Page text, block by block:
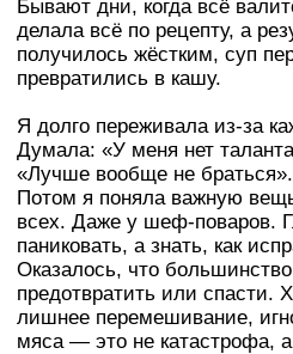
Бывают дни, когда всё
делала всё по рецепту, а
получилось жёстким, суп
превратились в кашу.
Я долго переживала из-за
Думала: «У меня нет
«Лучше вообще не браться».
Потом я поняла важную
всех. Даже у шеф-поваров.
паниковать, а знать, как
Оказалось, что
предотвратить или спасти.
лишнее перемешивание,
мяса — это не катастрофа,